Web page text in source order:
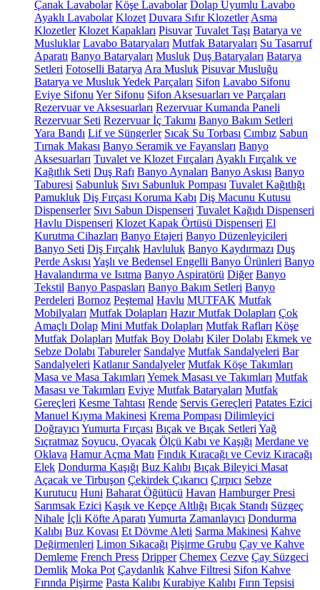
Çanak Lavabolar Köşe Lavabolar Dolap Uyumlu Lavabo
Ayaklı Lavabolar Klozet Duvara Sıfır Klozetler Asma
Klozetler Klozet Kapakları Pisuvar Tuvalet Taşı Batarya ve
Musluklar Lavabo Bataryaları Mutfak Bataryaları Su Tasarruf
Aparatı Banyo Bataryaları Musluk Duş Bataryaları Batarya
Setleri Fotoselli Batarya Ara Musluk Pisuvar Musluğu
Batarya ve Musluk Yedek Parçaları Sifon Lavabo Sifonu
Eviye Sifonu Yer Sifonu Sifon Aksesuarları ve Parçaları
Rezervuar ve Aksesuarları Rezervuar Kumanda Paneli
Rezervuar Seti Rezervuar İç Takımı Banyo Bakım Setleri
Yara Bandı Lif ve Süngerler Sıcak Su Torbası Cımbız Sabun
Tırnak Makası Banyo Seramik ve Fayansları Banyo
Aksesuarları Tuvalet ve Klozet Fırçaları Ayaklı Fırçalık ve
Kağıtlık Seti Duş Rafı Banyo Aynaları Banyo Askısı Banyo
Taburesi Sabunluk Sıvı Sabunluk Pompası Tuvalet Kağıtlığı
Pamukluk Diş Fırçası Koruma Kabı Diş Macunu Kutusu
Dispenserler Sıvı Sabun Dispenseri Tuvalet Kağıdı Dispenseri
Havlu Dispenseri Klozet Kapak Örtüsü Dispenseri El
Kurutma Cihazları Banyo Etajeri Banyo Düzenleyicileri
Banyo Seti Diş Fırçalık Havluluk Banyo Kaydırmazı Duş
Perde Askısı Yaşlı ve Bedensel Engelli Banyo Ürünleri Banyo
Havalandırma ve Isıtma Banyo Aspiratörü Diğer Banyo
Tekstil Banyo Paspasları Banyo Bakım Setleri Banyo
Perdeleri Bornoz Peştemal Havlu MUTFAK Mutfak
Mobilyaları Mutfak Dolapları Hazır Mutfak Dolapları Çok
Amaçlı Dolap Mini Mutfak Dolapları Mutfak Rafları Köşe
Mutfak Dolapları Mutfak Boy Dolabı Kiler Dolabı Ekmek ve
Sebze Dolabı Tabureler Sandalye Mutfak Sandalyeleri Bar
Sandalyeleri Katlanır Sandalyeler Mutfak Köşe Takımları
Masa ve Masa Takımları Yemek Masası ve Takımları Mutfak
Masası ve Takımları Eviye Mutfak Bataryaları Mutfak
Gereçleri Kesme Tahtası Rende Servis Gereçleri Patates Ezici
Manuel Kıyma Makinesi Krema Pompası Dilimleyici
Doğrayıcı Yumurta Fırçası Bıçak ve Bıçak Setleri Yağ
Sıçratmaz Soyucu, Oyacak Ölçü Kabı ve Kaşığı Merdane ve
Oklava Hamur Açma Matı Fındık Kıracağı ve Ceviz Kıracağı
Elek Dondurma Kaşığı Buz Kalıbı Bıçak Bileyici Masat
Açacak ve Tirbuşon Çekirdek Çıkarıcı Çırpıcı Sebze
Kurutucu Huni Baharat Öğütücü Havan Hamburger Presi
Sarımsak Ezici Kaşık ve Kepçe Altlığı Bıçak Standı Süzgeç
Nihale İçli Köfte Aparatı Yumurta Zamanlayıcı Dondurma
Kalıbı Buz Kovası Et Dövme Aleti Sarma Makinesi Kahve
Değirmenleri Limon Sıkacağı Pişirme Grubu Çay ve Kahve
Demleme French Press Dripper Chemex Cezve Çay Süzgeci
Demlik Moka Pot Çaydanlık Kahve Filtresi Sifon Kahve
Fırında Pişirme Pasta Kalıbı Kurabiye Kalıbı Fırın Tepsisi